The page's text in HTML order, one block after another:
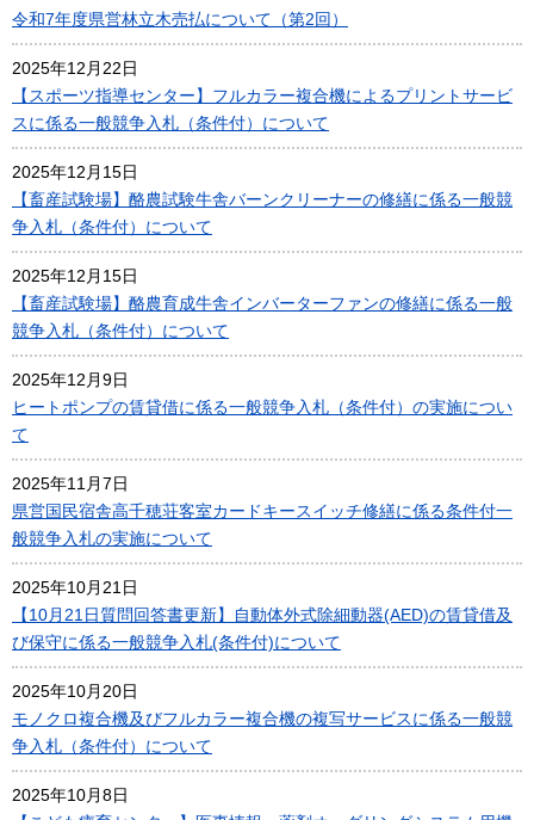
令和7年度県営林立木売払について（第2回）
2025年12月22日
【スポーツ指導センター】フルカラー複合機によるプリントサービ
スに係る一般競争入札（条件付）について
2025年12月15日
【畜産試験場】酪農試験牛舎バーンクリーナーの修繕に係る一般競
争入札（条件付）について
2025年12月15日
【畜産試験場】酪農育成牛舎インバーターファンの修繕に係る一般
競争入札（条件付）について
2025年12月9日
ヒートポンプの賃貸借に係る一般競争入札（条件付）の実施につい
て
2025年11月7日
県営国民宿舎高千穂荘客室カードキースイッチ修繕に係る条件付一
般競争入札の実施について
2025年10月21日
【10月21日質問回答書更新】自動体外式除細動器(AED)の賃貸借及
び保守に係る一般競争入札(条件付)について
2025年10月20日
モノクロ複合機及びフルカラー複合機の複写サービスに係る一般競
争入札（条件付）について
2025年10月8日